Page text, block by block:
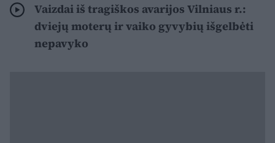
Vaizdai iš tragiškos avarijos Vilniaus r.:
dviejų moterų ir vaiko gyvybių išgelbėti
nepavyko